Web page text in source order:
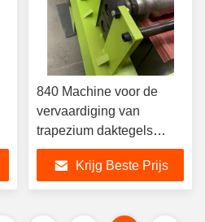
840 Machine voor de
vervaardiging van
trapezium daktegels
Cr12 koolstofstaal
Krijg Beste Prijs